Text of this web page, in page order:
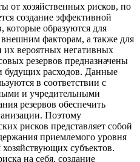
хозяйственных рисков, по
создание эффективной
которые образуются для
факторам, а также для
их вероятных негативных
резервов предназначены
будущих расходов. Данные
в соответствии с
и учредительными
резервов обеспечить
Поэтому
рисков представляет собой
приемлемого уровня
субъектов.
на себя, создание